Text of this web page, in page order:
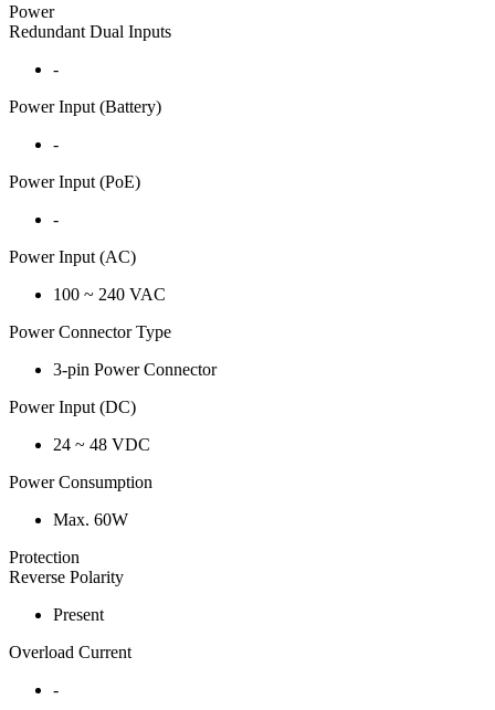
Power
Redundant Dual Inputs
-
Power Input (Battery)
-
Power Input (PoE)
-
Power Input (AC)
100 ~ 240 VAC
Power Connector Type
3-pin Power Connector
Power Input (DC)
24 ~ 48 VDC
Power Consumption
Max. 60W
Protection
Reverse Polarity
Present
Overload Current
-